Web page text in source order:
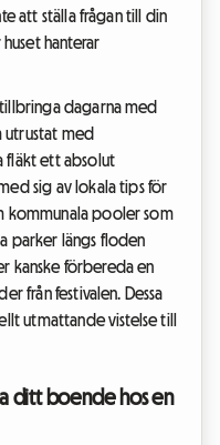
att ställa frågan till din
hanterar
dagarna med
utrustat med
fläkt ett absolut
sig av lokala tips för
kommunala pooler som
parker längs floden
kanske förbereda en
från festivalen. Dessa
utmattande vistelse till
ditt boende hos en